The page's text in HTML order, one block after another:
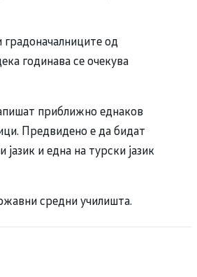
градоначалниците од
годинава се очекува
приближно еднаков
Предвидено е да бидат
и една на турски јазик
средни училишта.